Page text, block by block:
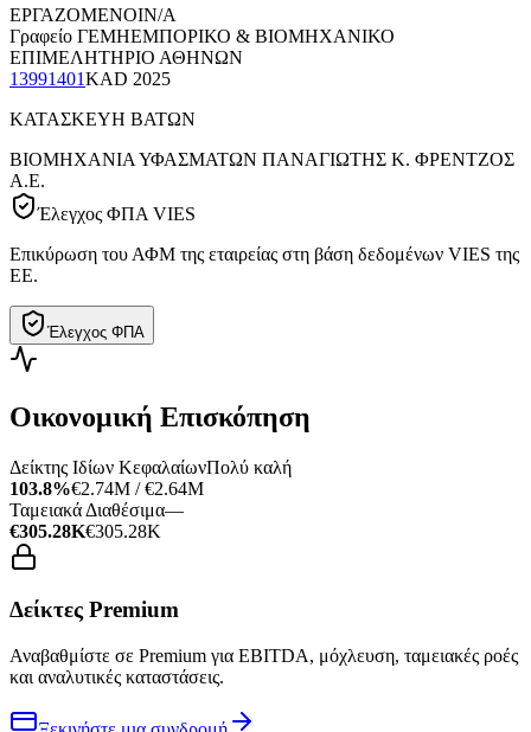
ΕΡΓΑΖΟΜΕΝΟΙN/A
Γραφείο ΓΕΜΗΕΜΠΟΡΙΚΟ & ΒΙΟΜΗΧΑΝΙΚΟ
ΕΠΙΜΕΛΗΤΗΡΙΟ ΑΘΗΝΩΝ
13991401KAD 2025
ΚΑΤΑΣΚΕΥΗ ΒΑΤΩΝ
ΒΙΟΜΗΧΑΝΙΑ ΥΦΑΣΜΑΤΩΝ ΠΑΝΑΓΙΩΤΗΣ Κ. ΦΡΕΝΤΖΟΣ
Α.Ε.
Έλεγχος ΦΠΑ VIES
Επικύρωση του ΑΦΜ της εταιρείας στη βάση δεδομένων VIES της
ΕΕ.
Έλεγχος ΦΠΑ
Οικονομική Επισκόπηση
Δείκτης Ιδίων ΚεφαλαίωνΠολύ καλή
103.8%€2.74M / €2.64M
Ταμειακά Διαθέσιμα—
€305.28K€305.28K
Δείκτες Premium
Αναβαθμίστε σε Premium για EBITDA, μόχλευση, ταμειακές ροές
και αναλυτικές καταστάσεις.